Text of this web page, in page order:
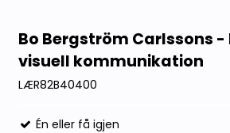
Bo Bergström Carlssons
visuell kommunikation
LÆR82B40400
Én eller få igjen